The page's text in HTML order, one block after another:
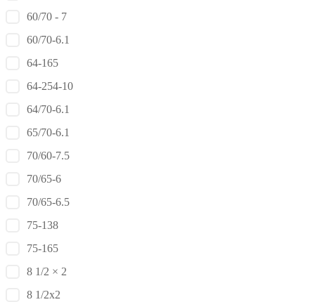
60/70 - 7
60/70-6.1
64-165
64-254-10
64/70-6.1
65/70-6.1
70/60-7.5
70/65-6
70/65-6.5
75-138
75-165
8 1/2 × 2
8 1/2x2